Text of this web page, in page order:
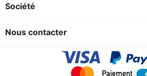
Société
Nous contacter